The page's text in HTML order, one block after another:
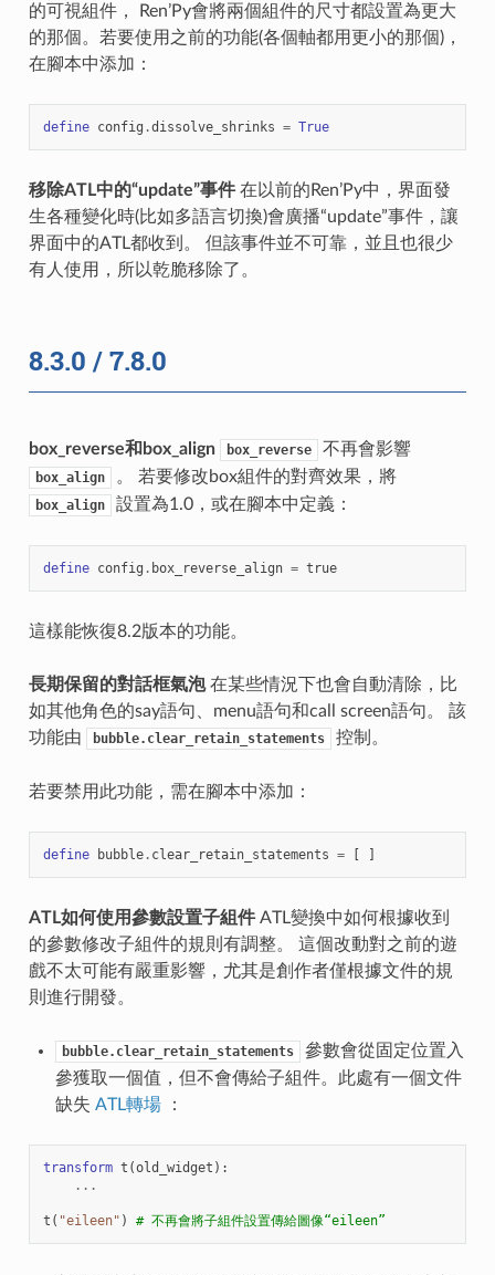
的可視組件， Ren’Py會將兩個組件的尺寸都設置為更大
的那個。若要使用之前的功能(各個軸都用更小的那個)，
在腳本中添加：
define config .dissolve_shrinks = True
移除ATL中的“update”事件在以前的Ren’Py中，界面發
生各種變化時(比如多語言切換)會廣播“update”事件，讓
界面中的ATL都收到。 但該事件並不可靠，並且也很少
有人使用，所以乾脆移除了。
8.3.0 / 7.8.0
box_reverse和box_align box_reverse 不再會影響
box_align 。 若要修改box組件的對齊效果，將
box_align 設置為1.0，或在腳本中定義：
define config . box_reverse_align = true
這樣能恢復8.2版本的功能。
長期保留的對話框氣泡在某些情況下也會自動清除，比
如其他角色的say語句、menu語句和call screen語句。 該
功能由
bubble.clear_retain_statements 控制。
若要禁用此功能，需在腳本中添加：
define bubble. clear_retain_statements = [ ]
ATL如何使用參數設置子組件ATL變換中如何根據收到
的參數修改子組件的規則有調整。 這個改動對之前的遊
戲不太可能有嚴重影響，尤其是創作者僅根據文件的規
則進行開發。
bubble.clear_retain_statements
參數會從固定位置入
參獲取一個值，但不會傳給子組件。此處有一個文件
缺失 ATL轉場：
transform t (old_widget ):
...
t ( "eileen" ) # 不再會將子組件設置傳給圖像“eileen”